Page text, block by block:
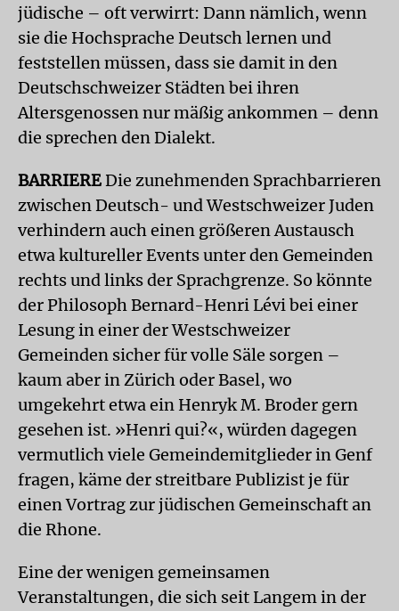
jüdische – oft verwirrt: Dann nämlich, wenn
sie die Hochsprache Deutsch lernen und
feststellen müssen, dass sie damit in den
Deutschschweizer Städten bei ihren
Altersgenossen nur mäßig ankommen – denn
die sprechen den Dialekt.
BARRIEREDie zunehmenden Sprachbarrieren
zwischen Deutsch- und Westschweizer Juden
verhindern auch einen größeren Austausch
etwa kultureller Events unter den Gemeinden
rechts und links der Sprachgrenze. So könnte
der Philosoph Bernard-Henri Lévi bei einer
Lesung in einer der Westschweizer
Gemeinden sicher für volle Säle sorgen –
kaum aber in Zürich oder Basel, wo
umgekehrt etwa ein Henryk M. Broder gern
gesehen ist. »Henri qui?«, würden dagegen
vermutlich viele Gemeindemitglieder in Genf
fragen, käme der streitbare Publizist je für
einen Vortrag zur jüdischen Gemeinschaft an
die Rhone.
Eine der wenigen gemeinsamen
Veranstaltungen, die sich seit Langem in der